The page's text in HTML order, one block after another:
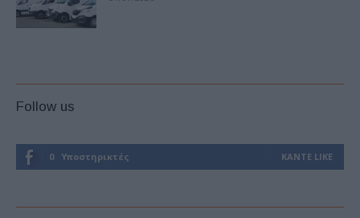
Follow us
0 Υποστηρικτές ΚΆΝΤΕ LIKE